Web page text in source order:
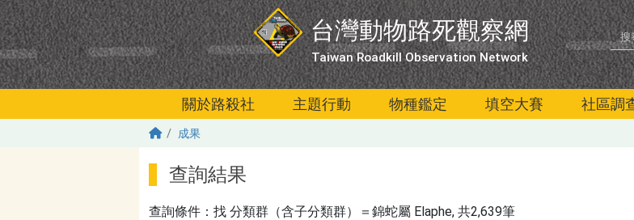
移至主內容
台灣動物路死觀察網
Taiwan Roadkill Observation Network
關於路殺社 主題行動 物種鑑定 填空大賽 社區調
成果
查詢結果
查詢條件：找 分類群（含子分類群）＝錦蛇屬 Elaphe, 共2,639筆